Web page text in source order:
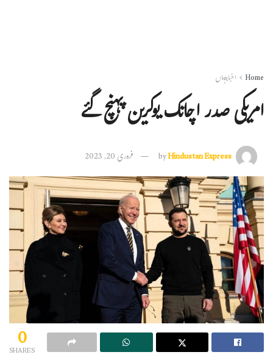
Home اخبارجہاں
امریکی صدر اچانک یوکرین پہنچ گئے
byHindustan Express فروری 20, 2023
0
SHARES